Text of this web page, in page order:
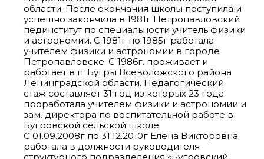
области. После окончания школы поступила и
успешно закончила в 1981г Петропавловский
пединститут по специальности учитель физики
и астрономии. С 1981г по 1985г работала
учителем физики и астрономии в городе
Петропавловске. С 1986г. проживает и
работает в п. Бугры Всеволожского района
Ленинградской области. Педагогический
стаж составляет 31 год из которых 23 года
проработала учителем физики и астрономии и
зам. директора по воспитательной работе в
Бугровской сельской школе.
С 01.09.2008г по 31.12.2010г Елена Викторовна
работала в должности руководителя